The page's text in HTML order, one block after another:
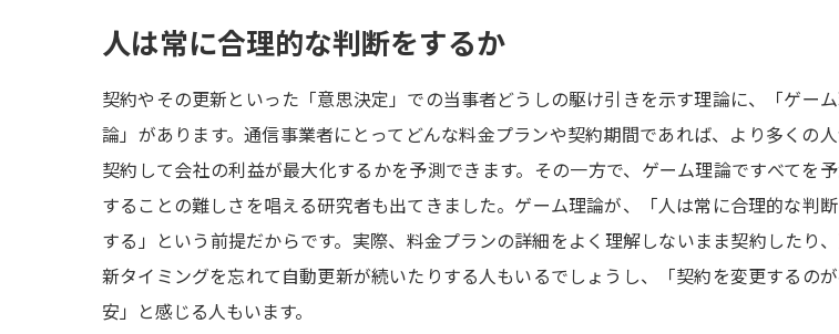
オープンキャ
オープンキャンパス
来場型・Web型イベ
人は常に合理的な判断をするか
契約やその更新といった「意思決定」での当事者どうしの駆け引きを示す理論に、「ゲー
論」があります。通信事業者にとってどんな料金プランや契約期間であれば、より多くの
契約して会社の利益が最大化するかを予測できます。その一方で、ゲーム理論ですべてを
することの難しさを唱える研究者も出てきました。ゲーム理論が、「人は常に合理的な判
する」という前提だからです。実際、料金プランの詳細をよく理解しないまま契約したり
新タイミングを忘れて自動更新が続いたりする人もいるでしょうし、「契約を変更するの
安」と感じる人もいます。